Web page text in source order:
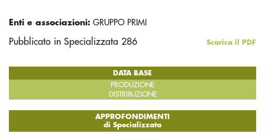
Enti e associazioni: GRUPPO PRIMI
Pubblicato in Specializzata 286 Scarica il PDF
DATA BASE
PRODUZIONE
DISTRIBUZIONE
APPROFONDIMENTI
di Specializzata